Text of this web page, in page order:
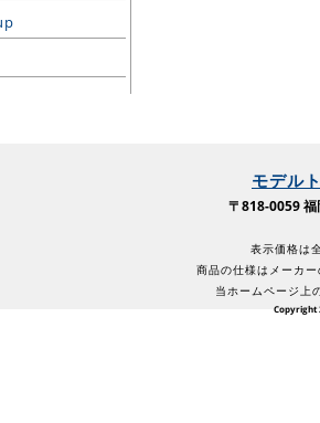
モデル
〒818-0059
表示価格は
商品の仕様はメーカ
当ホームページ上
Copyright